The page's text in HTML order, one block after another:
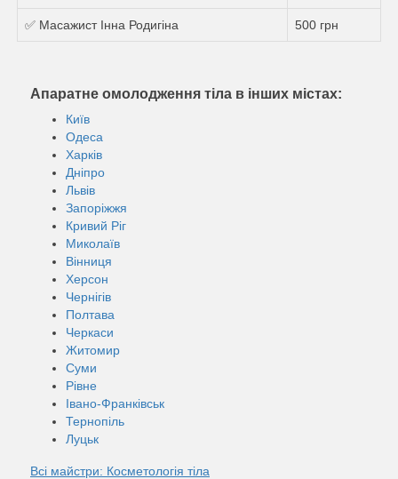
✅ Масажист Інна Родигіна 500 грн
Апаратне омолодження тіла в інших містах:
Київ
Одеса
Харків
Дніпро
Львів
Запоріжжя
Кривий Ріг
Миколаїв
Вінниця
Херсон
Чернігів
Полтава
Черкаси
Житомир
Суми
Рівне
Івано-Франківськ
Тернопіль
Луцьк
Всі майстри: Косметологія тіла